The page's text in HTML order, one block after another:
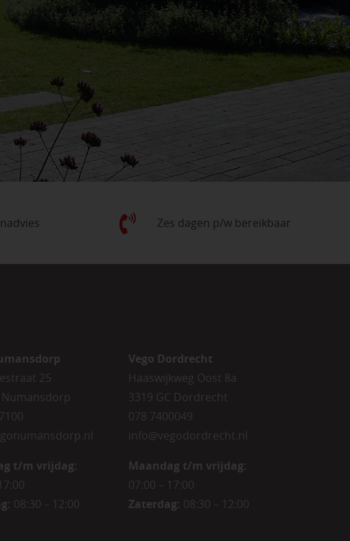
Zes dagen p/w bereikbaar
25
Numansdorp
t/m vrijdag:
: 08:30 – 12:00
Vego Dordrecht
Haaswijkweg Oost 8a
3319 GC Dordrecht
078 7400049
info@vegodordrecht.nl
Maandag t/m vrijdag:
07:00 – 17:00
Zaterdag: 08:30 – 12:00